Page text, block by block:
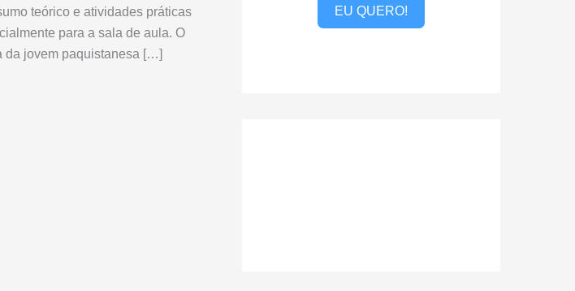
teórico e atividades práticas
para a sala de aula. O
da jovem paquistanesa […]
EU QUERO!